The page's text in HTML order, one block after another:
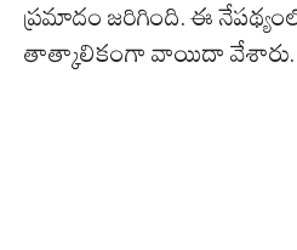
ప్రమాదం జరిగింది. ఈ
తాత్కాలికంగా వాయిదా వేశారు.